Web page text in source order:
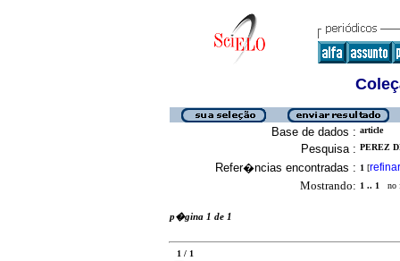
Base de dados : article
Pesquisa : PEREZ
Refer�ncias encontradas : 1 [refinar
Mostrando: 1 .. 1 no
p�gina 1 de 1
1 / 1